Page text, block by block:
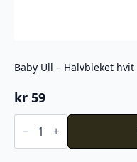
Baby Ull – Halvbleket hvit
kr 59
Baby
Ull
Halvbleket